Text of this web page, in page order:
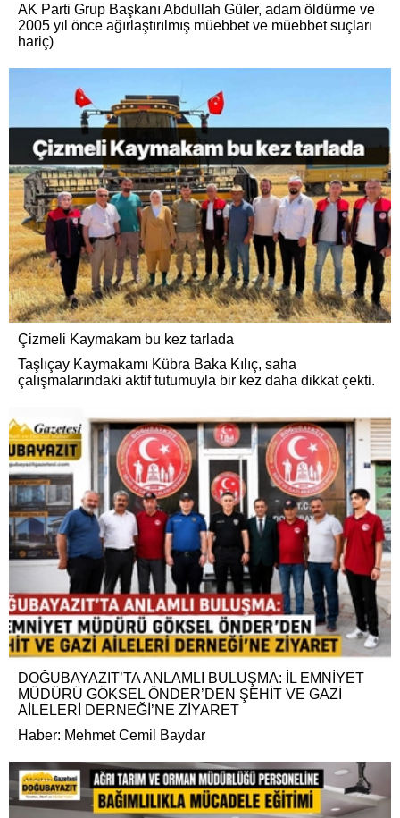
AK Parti Grup Başkanı Abdullah Güler, adam öldürme ve
2005 yıl önce ağırlaştırılmış müebbet ve müebbet suçları
hariç)
Çizmeli Kaymakam bu kez tarlada
Taşlıçay Kaymakamı Kübra Baka Kılıç, saha
çalışmalarındaki aktif tutumuyla bir kez daha dikkat çekti.
DOĞUBAYAZIT’TA ANLAMLI BULUŞMA: İL EMNİYET
MÜDÜRÜ GÖKSEL ÖNDER’DEN ŞEHİT VE GAZİ
AİLELERİ DERNEĞİ’NE ZİYARET
Haber: Mehmet Cemil Baydar